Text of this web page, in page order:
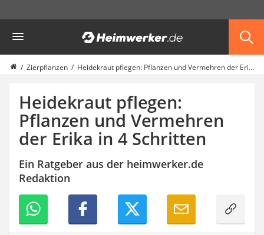
Garten
Akku-Laubsauger
Faltpavillon
Schlauchtrommel
Solar-Lichterkette außen
Teleskopleiter
Ameisengift
Pavillon
Sichtschutzstreifen
Akku-Laubbläser
Koifutter
Kassettenmarkise
Bosch-Heckenschere
Zierpflanzen Heidekraut pflegen: Pflanzen und Vermehren der Erika in 4 Schritten
Heidekraut pflegen:
Pflanzen und Vermehren
der Erika in 4 Schritten
Ein Ratgeber aus der heimwerker.de
Redaktion